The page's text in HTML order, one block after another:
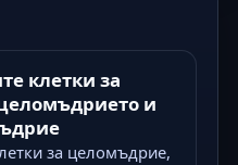
клетки за
и
за целомъдрие,